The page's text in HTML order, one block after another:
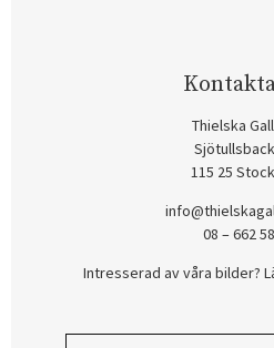
Thielska
115 25
08 – 662
Intresserad av våra bilder?